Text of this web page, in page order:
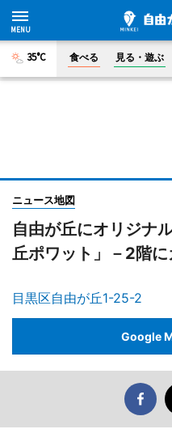
35°C 食べる 見る・遊ぶ
ニュース地図
自由が丘にオリジナ
丘ポワット」－2階
目黒区自由が丘1-25-2
Google